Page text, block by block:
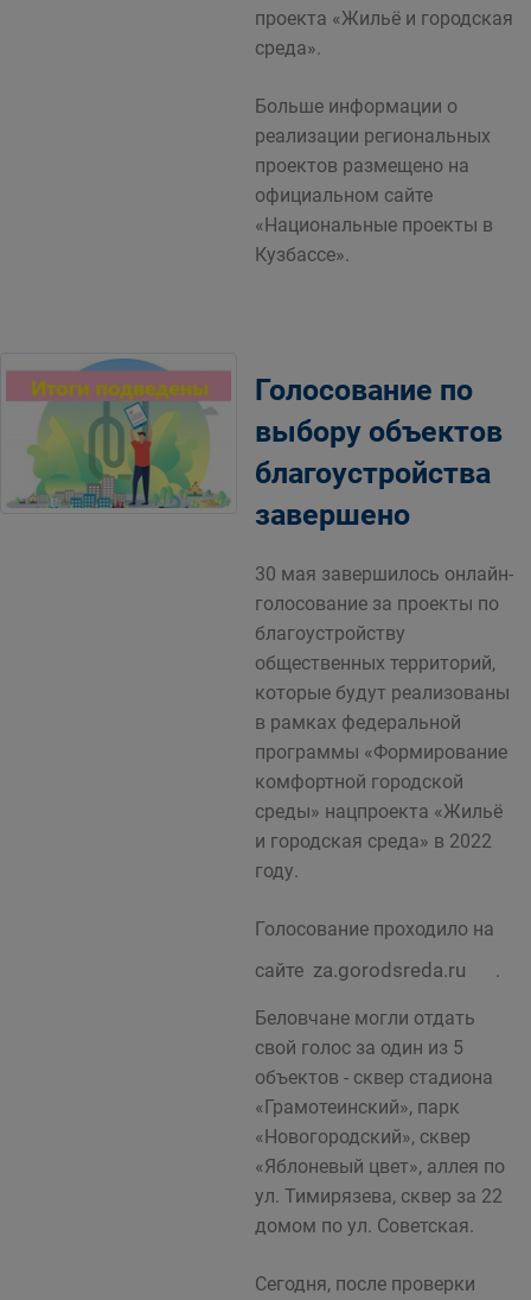
проекта «Жильё и городская
среда».
Больше информации о
реализации региональных
проектов размещено на
официальном сайте
«Национальные проекты в
Кузбассе».
Голосование по
выбору объектов
благоустройства
завершено
30 мая завершилось онлайн-
голосование за проекты по
благоустройству
общественных территорий,
которые будут реализованы
в рамках федеральной
программы «Формирование
комфортной городской
среды» нацпроекта «Жильё
и городская среда» в 2022
году.
Голосование проходило на
сайте za.gorodsreda.ru .
Беловчане могли отдать
свой голос за один из 5
объектов - сквер стадиона
«Грамотеинский», парк
«Новогородский», сквер
«Яблоневый цвет», аллея по
ул. Тимирязева, сквер за 22
домом по ул. Советская.
Сегодня, после проверки